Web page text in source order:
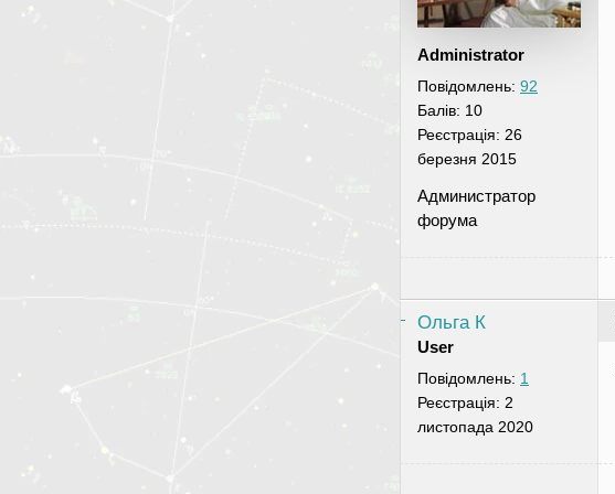
Administrator
Повідомлень: 92
Балів: 10
Реєстрація: 26
березня 2015
Администратор
форума
Ольга К
User
Повідомлень: 1
Реєстрація: 2
листопада 2020